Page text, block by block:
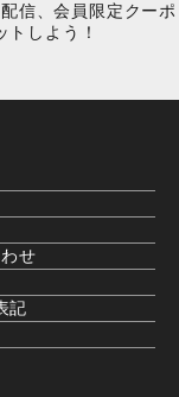
信、会員限定クーポ
トしよう！
せ
記